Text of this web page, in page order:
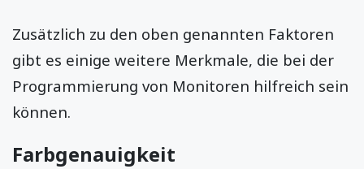
Zusätzlich zu den oben genannten Faktoren
gibt es einige weitere Merkmale, die bei der
Programmierung von Monitoren hilfreich sein
können.
Farbgenauigkeit